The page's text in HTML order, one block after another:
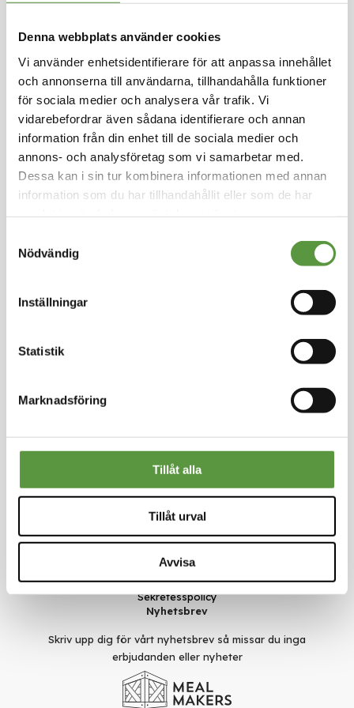
Denna webbplats använder cookies
Vi använder enhetsidentifierare för att anpassa innehållet
och annonserna till användarna, tillhandahålla funktioner
för sociala medier och analysera vår trafik. Vi
vidarebefordrar även sådana identifierare och annan
information från din enhet till de sociala medier och
annons- och analysföretag som vi samarbetar med.
Dessa kan i sin tur kombinera informationen med annan
information som du har tillhandahållit eller som de har
Nödvändig
Inställningar
Statistik
Marknadsföring
Tillåt alla
Tillåt urval
Avvisa
Kikärtor påse 3x3 kg
Logga in för att handla
Kolonial
Mixpall - 1st - 9Kg
Utg:fullgott
924 Partier kvar
Artikel nummer 28652-M
Logga in för att handla
MONARCH
början
av
bildgalleriet
Nyhetsbrev
Skriv upp dig för vårt nyhetsbrev så missar du inga
erbjudanden eller nyheter
Länkar
Om oss
Nyheter
Smarta val
Användarvillkor
Sekretesspolicy
kundservice@mealmakers.se
Org.nr. 559173-1277